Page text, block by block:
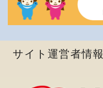
サイト運営者情報